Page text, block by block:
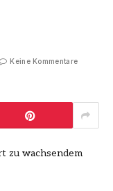
Keine Kommentare